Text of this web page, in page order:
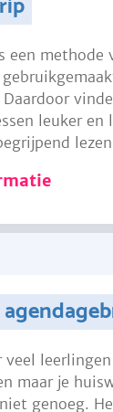
een methode
leuker en
veel
maar je
genoeg.